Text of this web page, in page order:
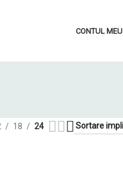
CONTUL MEU
18 24